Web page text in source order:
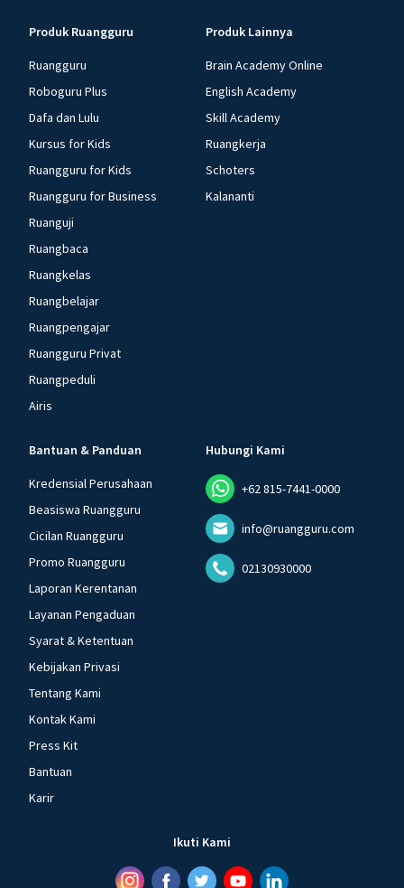
Produk Ruangguru
Ruangguru
Roboguru Plus
Dafa dan Lulu
Kursus for Kids
Ruangguru for Kids
Ruangguru for Business
Ruanguji
Ruangbaca
Ruangkelas
Ruangbelajar
Ruangpengajar
Ruangguru Privat
Ruangpeduli
Airis
Produk Lainnya
Brain Academy Online
English Academy
Skill Academy
Ruangkerja
Schoters
Kalananti
Bantuan & Panduan
Kredensial Perusahaan
Beasiswa Ruangguru
Cicilan Ruangguru
Promo Ruangguru
Laporan Kerentanan
Layanan Pengaduan
Syarat & Ketentuan
Kebijakan Privasi
Tentang Kami
Kontak Kami
Press Kit
Bantuan
Karir
Hubungi Kami
+62 815-7441-0000
info@ruangguru.com
02130930000
Ikuti Kami